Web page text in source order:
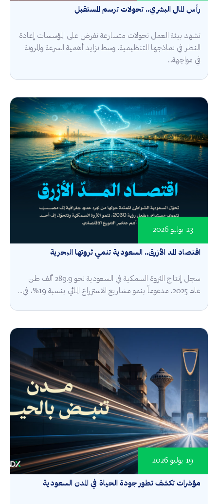
رأس المال البشري.. تحولات ترسم المستقبل
تشهد بيئة العمل تحولات متسارعة تفرض على المؤسسات إعادة
النظر في نماذجها التنظيمية، وسط تزايد أهمية السرعة والمرونة
في مواجهة...
اقتصاد المد الأزرق.. السعودية تنمي ثروتها البحرية
23 يوليو 2026
سجل إنتاج الثروة السمكية في السعودية نحو 289.9 ألف طن
عام 2025، مدعوماً بنمو مشاريع الاستزراع المائي بنسبة 19%، في...
مؤشرات تكشف تطور جودة الحياة في المدن السعودية
19 يوليو 2026